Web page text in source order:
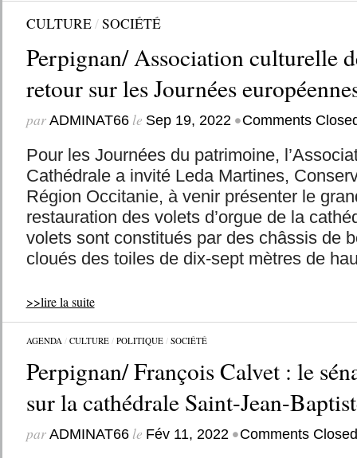
CULTURE/SOCIÉTÉ
Perpignan/ Association culturelle
retour sur les Journées
par ADMINAT66le Sep 19, 2022 •Comments
Pour les Journées du patrimoine,
Cathédrale a invité Leda Martines,
Région Occitanie, à venir présenter le
restauration des volets d’orgue de la
volets sont constitués par des châssis de
cloués des toiles de dix-sept mètres de
>>lire la suite
AGENDA/ CULTURE/ POLITIQUE/ SOCIÉTÉ
Perpignan/ François Calvet : le
sur la cathédrale Saint-Jean-
par ADMINAT66le Fév 11, 2022 •Comments Closed